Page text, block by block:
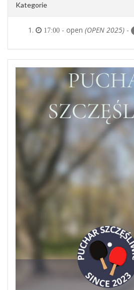
Kategorie
17:00 - open (OPEN 2025) -